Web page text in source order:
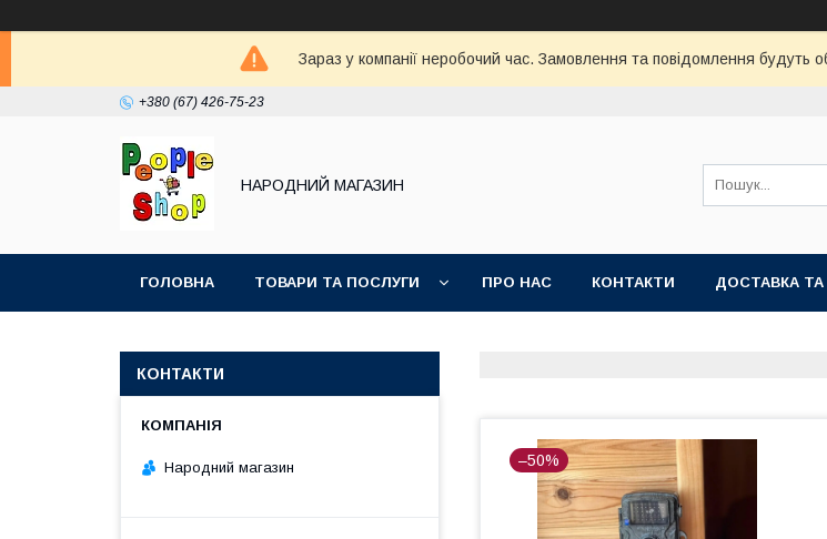
Зараз у компанії неробочий час. Замовлення та повідомлення будуть
+380 (67) 426-75-23
НАРОДНИЙ МАГАЗИН
ГОЛОВНА ТОВАРИ ТА ПОСЛУГИ ПРО НАС КОНТАКТИ ДОСТАВКА
–50%
КОНТАКТИ
Народний магазин